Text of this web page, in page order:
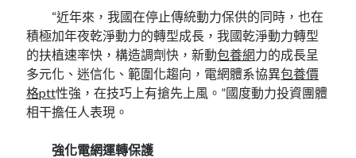
“近年來，我國在停止傳統動力保供的同時，也在
積極加年夜乾淨動力的轉型成長，我國乾淨動力轉型
的扶植速率快，構造調劑快，新動包養網力的成長呈
多元化、迷信化、範圍化趨向，電網體系協異包養價
格ptt性強，在技巧上有搶先上風。”國度動力投資團體
相干擔任人表現。
強化電網運轉保護